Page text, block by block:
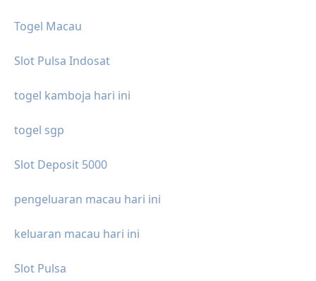
Togel Macau
Slot Pulsa Indosat
togel kamboja hari ini
togel sgp
Slot Deposit 5000
pengeluaran macau hari ini
keluaran macau hari ini
Slot Pulsa